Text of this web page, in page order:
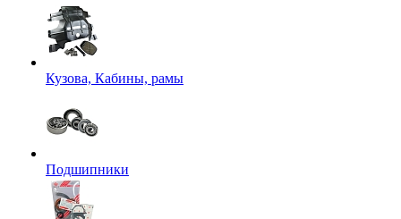
Кузова, Кабины, рамы
Подшипники